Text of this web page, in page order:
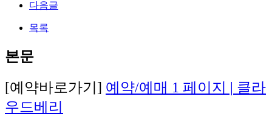
다음글
목록
본문
[예약바로가기] 예약/예매 1 페이지 | 클라
우드베리